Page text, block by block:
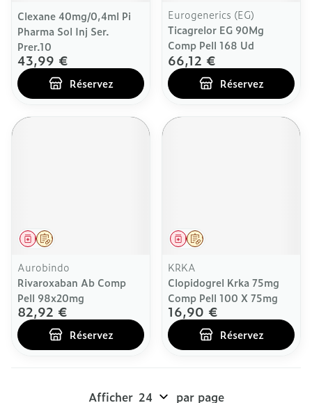
Clexane 40mg/0,4ml Pi
Pharma Sol Inj Ser.
Prer.10
43,99 €
Réservez
Eurogenerics (EG)
Ticagrelor EG 90Mg
Comp Pell 168 Ud
66,12 €
Réservez
Sur prescription
Médicament
Aurobindo
Rivaroxaban Ab Comp
Pell 98x20mg
82,92 €
Réservez
Sur prescription
Médicament
KRKA
Clopidogrel Krka 75mg
Comp Pell 100 X 75mg
16,90 €
Réservez
Afficher par page